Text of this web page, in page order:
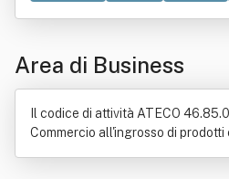
Legge
Prodotto (economia)
Area di Business
Il codice di attività ATECO
Commercio all'ingrosso di prodotti